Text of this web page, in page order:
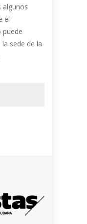
algunos
el
puede
la sede de la